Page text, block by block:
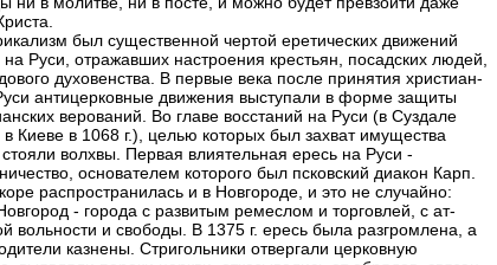
был существенной чертой еретических движений
на Руси, отражавших настроения крестьян, посадских людей,
духовенства. В первые века после принятия христиан-
антицерковные движения выступали в форме защиты
верований. Во главе восстаний на Руси (в Суздале
в Киеве в 1068 г.), целью которых был захват имущества
стояли волхвы. Первая влиятельная ересь на Руси -
основателем которого был псковский диакон Карп.
распространилась и в Новгороде, и это не случайно:
- города с развитым ремеслом и торговлей, с ат-
вольности и свободы. В 1375 г. ересь была разгромлена, а
казнены. Стригольники отвергали церковную